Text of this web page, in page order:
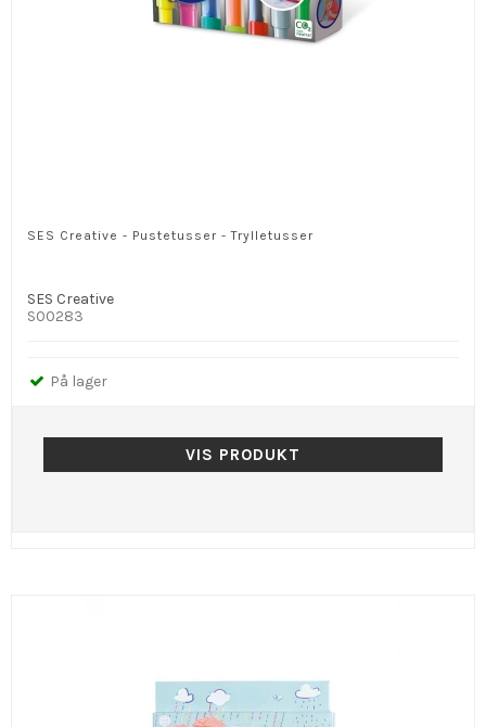
SES Creative - Pustetusser - Trylletusser
SES Creative
S00283
På lager
VIS PRODUKT